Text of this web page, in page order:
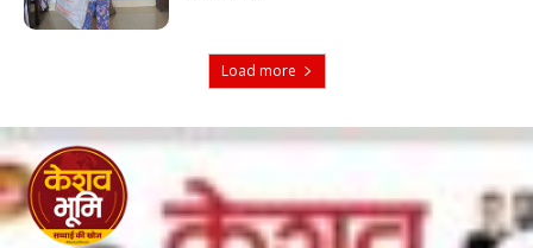
Load more